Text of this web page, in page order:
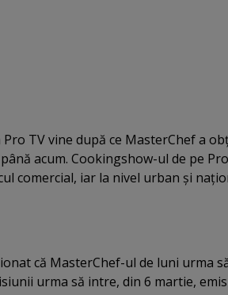
TV vine după ce MasterChef a
acum. Cookingshow-ul de pe
comercial, iar la nivel urban şi
că MasterChef-ul de luni urma
urma să intre, din 6 martie,